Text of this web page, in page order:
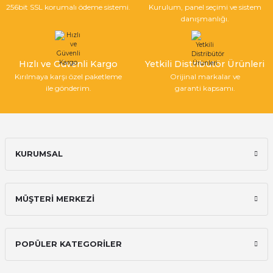
256bit SSL korumalı ödeme sistemi.
Kurulum, panel seçimi ve sistem
danışmanlığı.
Hızlı ve Güvenli Kargo
Kırılmaya karşı özel paketleme
ile gönderim.
Yetkili Distribütör Ürünleri
Orijinal markalar ve
garanti kapsamı.
KURUMSAL
MÜŞTERİ MERKEZİ
POPÜLER KATEGORİLER